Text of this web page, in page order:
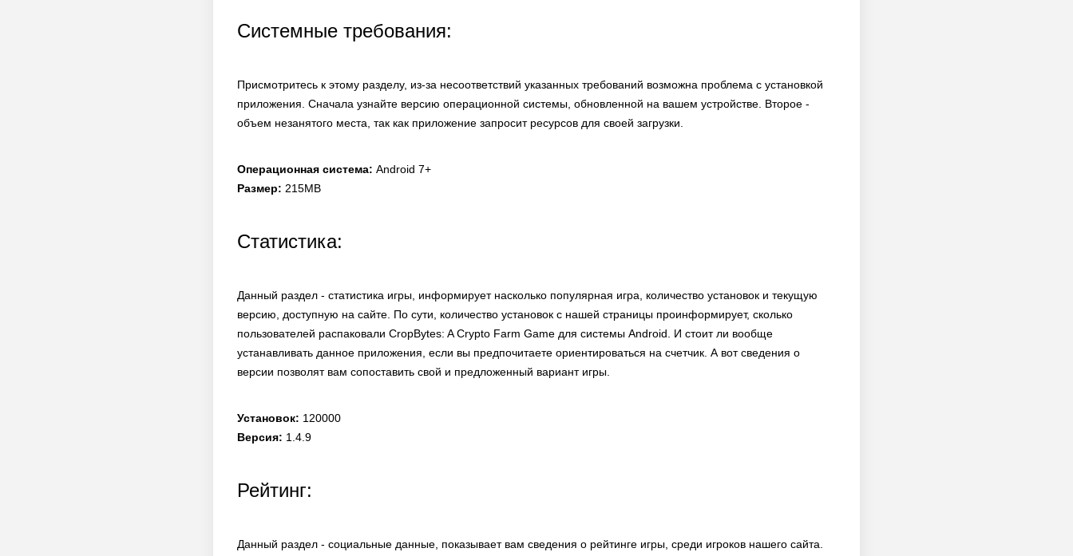
Системные требования:
Присмотритесь к этому разделу, из-за несоответствий указанных требований возможна проблема с установкой
приложения. Сначала узнайте версию операционной системы, обновленной на вашем устройстве. Второе -
объем незанятого места, так как приложение запросит ресурсов для своей загрузки.
Операционная система: Android 7+
Размер: 215MB
Статистика:
Данный раздел - статистика игры, информирует насколько популярная игра, количество установок и текущую
версию, доступную на сайте. По сути, количество установок с нашей страницы проинформирует, сколько
пользователей распаковали CropBytes: A Crypto Farm Game для системы Android. И стоит ли вообще
устанавливать данное приложения, если вы предпочитаете ориентироваться на счетчик. А вот сведения о
версии позволят вам сопоставить свой и предложенный вариант игры.
Установок: 120000
Версия: 1.4.9
Рейтинг:
Данный раздел - социальные данные, показывает вам сведения о рейтинге игры, среди игроков нашего сайта.